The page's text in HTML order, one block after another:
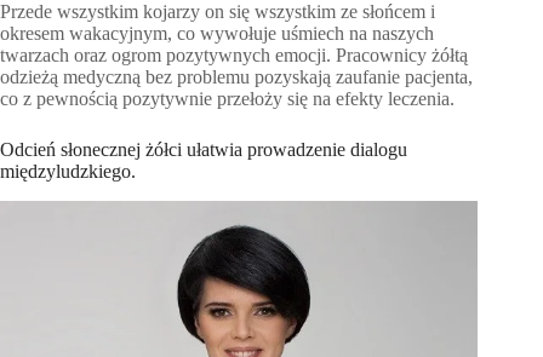
Przede wszystkim kojarzy on się wszystkim ze słońcem i
okresem wakacyjnym, co wywołuje uśmiech na naszych
twarzach oraz ogrom pozytywnych emocji. Pracownicy żółtą
odzieżą medyczną bez problemu pozyskają zaufanie pacjenta,
co z pewnością pozytywnie przełoży się na efekty leczenia.
Odcień słonecznej żółci ułatwia prowadzenie dialogu
międzyludzkiego.